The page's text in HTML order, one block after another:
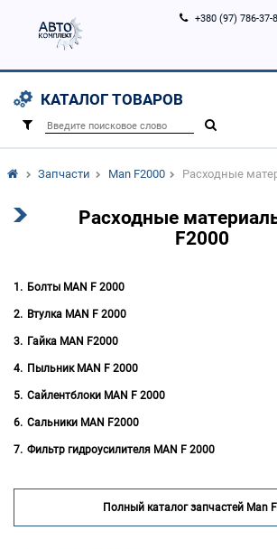
+380 (97) 786-37-
КАТАЛОГ ТОВАРОВ
Запчасти Man F2000 Расходные
Расходные
F2000
Болты MAN F 2000
Втулка MAN F 2000
Гайка MAN F2000
Пыльник MAN F 2000
Сайлентблоки MAN F 2000
Сальники MAN F2000
Фильтр гидроусилителя MAN F 2000
Полный каталог запчастей Man